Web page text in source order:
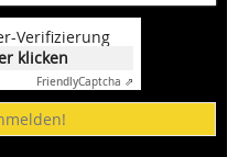
Verifizierung
klicken
FriendlyCaptcha ⇗